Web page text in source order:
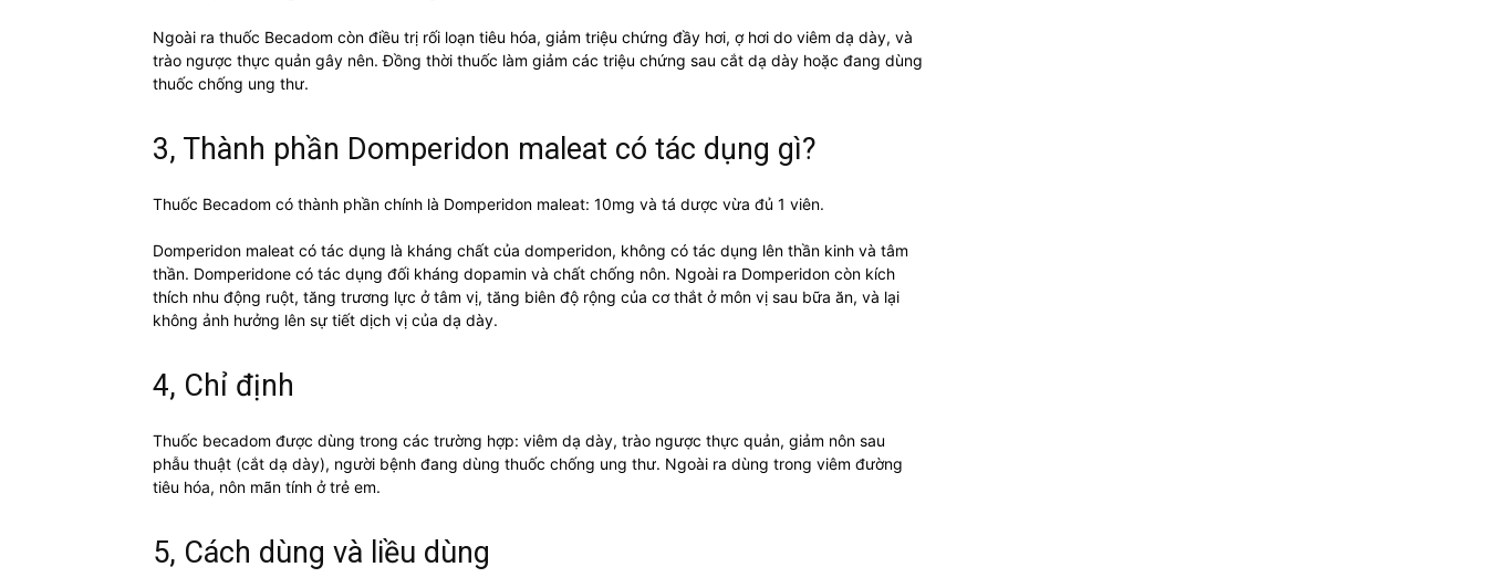
Ngoài ra thuốc Becadom còn điều trị rối loạn tiêu hóa, giảm triệu chứng đầy hơi, ợ hơi do viêm dạ dày, và
trào ngược thực quản gây nên. Đồng thời thuốc làm giảm các triệu chứng sau cắt dạ dày hoặc đang dùng
thuốc chống ung thư.
3, Thành phần Domperidon maleat có tác dụng gì?
Thuốc Becadom có thành phần chính là Domperidon maleat: 10mg và tá dược vừa đủ 1 viên.
Domperidon maleat có tác dụng là kháng chất của domperidon, không có tác dụng lên thần kinh và tâm
thần. Domperidone có tác dụng đối kháng dopamin và chất chống nôn. Ngoài ra Domperidon còn kích
thích nhu động ruột, tăng trương lực ở tâm vị, tăng biên độ rộng của cơ thắt ở môn vị sau bữa ăn, và lại
không ảnh hưởng lên sự tiết dịch vị của dạ dày.
4, Chỉ định
Thuốc becadom được dùng trong các trường hợp: viêm dạ dày, trào ngược thực quản, giảm nôn sau
phẫu thuật (cắt dạ dày), người bệnh đang dùng thuốc chống ung thư. Ngoài ra dùng trong viêm đường
tiêu hóa, nôn mãn tính ở trẻ em.
5, Cách dùng và liều dùng